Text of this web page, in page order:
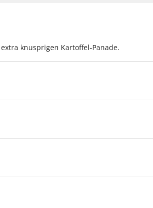
knusprigen Kartoffel-Panade.